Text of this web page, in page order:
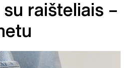
su raišteliais –